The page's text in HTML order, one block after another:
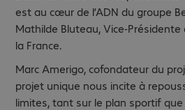
est au cœur de l’ADN du groupe
Mathilde Bluteau, Vice-
la France.
Marc Amerigo, cofondateur du
projet unique nous incite à
limites, tant sur le plan sportif